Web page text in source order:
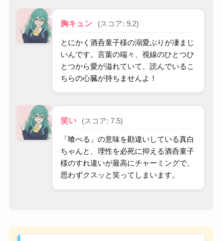
胸キュン (スコア: 9.2)
とにかく酒呑童子様の溺愛ぶりが凄まじ
いんです。言葉の端々、視線のひとつひ
とつから愛が溢れていて、読んでいるこ
ちらの心臓が持ちませんよ！
笑い (スコア: 7.5)
「喰べる」の意味を勘違いしている真白
ちゃんと、理性を必死に抑える酒呑童子
様のすれ違いが最高にチャーミングで、
思わずクスッと笑ってしまいます。